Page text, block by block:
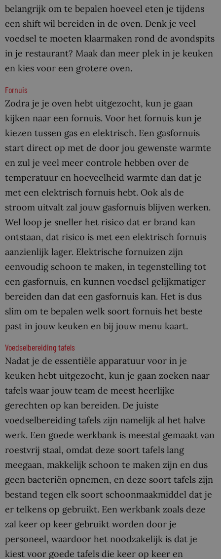
belangrijk om te bepalen hoeveel eten je tijdens
een shift wil bereiden in de oven. Denk je veel
voedsel te moeten klaarmaken rond de avondspits
in je restaurant? Maak dan meer plek in je keuken
en kies voor een grotere oven.
Fornuis
Zodra je je oven hebt uitgezocht, kun je gaan
kijken naar een fornuis. Voor het fornuis kun je
kiezen tussen gas en elektrisch. Een gasfornuis
start direct op met de door jou gewenste warmte
en zul je veel meer controle hebben over de
temperatuur en hoeveelheid warmte dan dat je
met een elektrisch fornuis hebt. Ook als de
stroom uitvalt zal jouw gasfornuis blijven werken.
Wel loop je sneller het risico dat er brand kan
ontstaan, dat risico is met een elektrisch fornuis
aanzienlijk lager. Elektrische fornuizen zijn
eenvoudig schoon te maken, in tegenstelling tot
een gasfornuis, en kunnen voedsel gelijkmatiger
bereiden dan dat een gasfornuis kan. Het is dus
slim om te bepalen welk soort fornuis het beste
past in jouw keuken en bij jouw menu kaart.
Voedselbereiding tafels
Nadat je de essentiële apparatuur voor in je
keuken hebt uitgezocht, kun je gaan zoeken naar
tafels waar jouw team de meest heerlijke
gerechten op kan bereiden. De juiste
voedselbereiding tafels zijn namelijk al het halve
werk. Een goede werkbank is meestal gemaakt van
roestvrij staal, omdat deze soort tafels lang
meegaan, makkelijk schoon te maken zijn en dus
geen bacteriën opnemen, en deze soort tafels zijn
bestand tegen elk soort schoonmaakmiddel dat je
er telkens op gebruikt. Een werkbank zoals deze
zal keer op keer gebruikt worden door je
personeel, waardoor het noodzakelijk is dat je
kiest voor goede tafels die keer op keer en